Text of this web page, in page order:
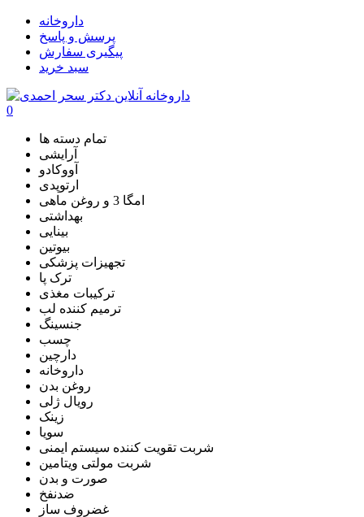
داروخانه
پرسش و پاسخ
پیگیری سفارش
سبد خرید
0
تمام دسته ها
آرایشی
آووکادو
ارتوپدی
امگا 3 و روغن ماهی
بهداشتی
بینایی
بیوتین
تجهیزات پزشکی
ترک پا
ترکیبات مغذی
ترمیم کننده لب
جنسینگ
چسب
دارچین
داروخانه
روغن بدن
رویال ژلی
زینک
سویا
شربت تقویت کننده سیستم ایمنی
شربت مولتی ویتامین
صورت و بدن
ضدنفخ
غضروف ساز